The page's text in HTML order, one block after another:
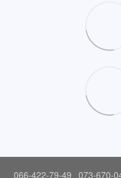
066-422-79-49 073-670-